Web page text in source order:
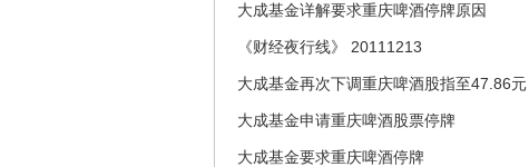
大成基金详解要求重庆啤酒停牌原因
《财经夜行线》 20111213
大成基金再次下调重庆啤酒股指至47.86元
大成基金申请重庆啤酒股票停牌
大成基金要求重庆啤酒停牌